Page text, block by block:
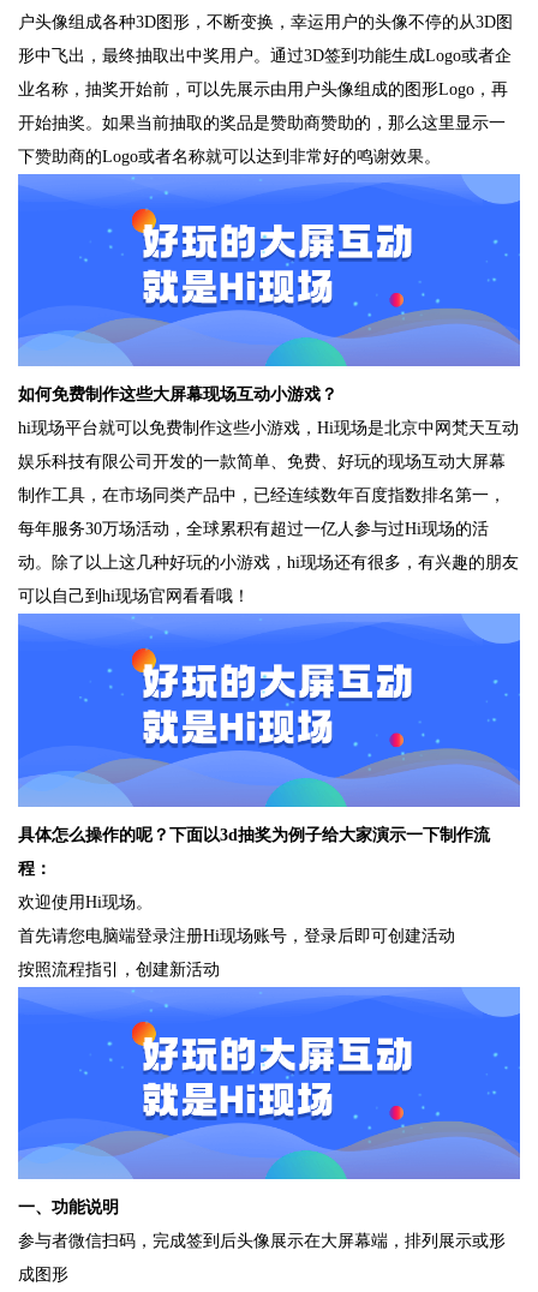
户头像组成各种3D图形，不断变换，幸运用户的头像不停的从3D图
形中飞出，最终抽取出中奖用户。通过3D签到功能生成Logo或者企
业名称，抽奖开始前，可以先展示由用户头像组成的图形Logo，再
开始抽奖。如果当前抽取的奖品是赞助商赞助的，那么这里显示一
下赞助商的Logo或者名称就可以达到非常好的鸣谢效果。
如何免费制作这些大屏幕现场互动小游戏？
hi现场平台就可以免费制作这些小游戏，Hi现场是北京中网梵天互动
娱乐科技有限公司开发的一款简单、免费、好玩的现场互动大屏幕
制作工具，在市场同类产品中，已经连续数年百度指数排名第一，
每年服务30万场活动，全球累积有超过一亿人参与过Hi现场的活
动。除了以上这几种好玩的小游戏，hi现场还有很多，有兴趣的朋友
可以自己到hi现场官网看看哦！
具体怎么操作的呢？下面以3d抽奖为例子给大家演示一下制作流
程：
欢迎使用Hi现场。
首先请您电脑端登录注册Hi现场账号，登录后即可创建活动
按照流程指引，创建新活动
一、功能说明
参与者微信扫码，完成签到后头像展示在大屏幕端，排列展示或形
成图形